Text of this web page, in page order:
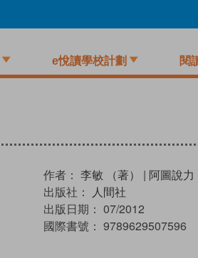
e悅讀學校計劃 閱
作者： 李敏 （著） | 阿圖說力
出版社：
人間社
出版日期： 07/2012
國際書號： 9789629507596